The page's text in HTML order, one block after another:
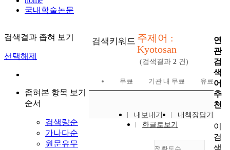
국내학술논문
검색결과 좁혀 보기
선택해제
좁혀본 항목 보기
순서
검색량순
가나다순
원문유무
검색키워드 주제어 :
Kyotosan
(검색결과 2 건)
무료 기관 내 무료 유료
내보내기
내책장담기
한글로보기
연
관
검
색
어
추
천
이
검
색